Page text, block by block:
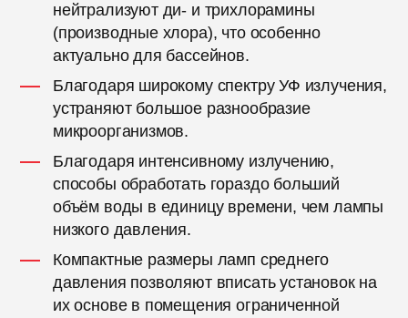
нейтрализуют ди- и трихлорамины
(производные хлора), что особенно
актуально для бассейнов.
Благодаря широкому спектру УФ излучения,
устраняют большое разнообразие
микроорганизмов.
Благодаря интенсивному излучению,
способы обработать гораздо больший
объём воды в единицу времени, чем лампы
низкого давления.
Компактные размеры ламп среднего
давления позволяют вписать установок на
их основе в помещения ограниченной